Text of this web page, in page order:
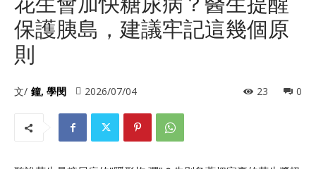
保護胰島，建議牢記這幾個原
則
文/ 鐘, 學閔 2026/07/04 0
23